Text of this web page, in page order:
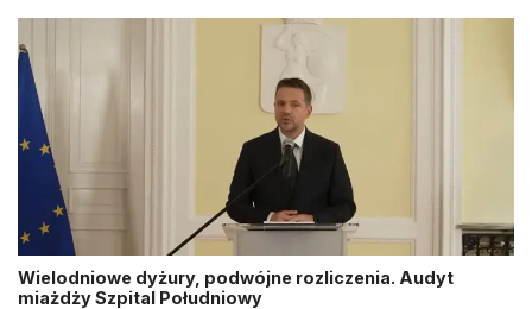
Wielodniowe dyżury, podwójne rozliczenia. Audyt
miażdży Szpital Południowy